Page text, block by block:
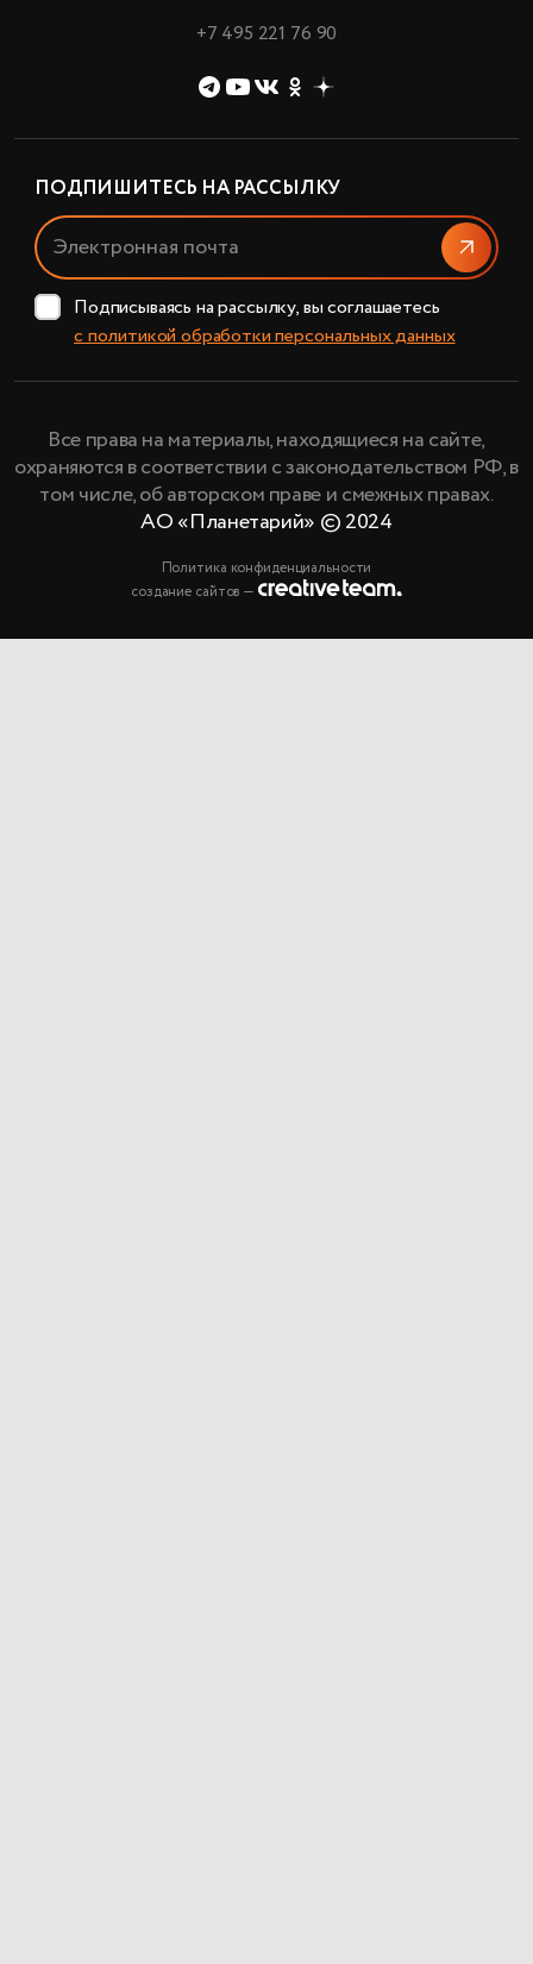
+7 495 221 76 90
ПОДПИШИТЕСЬ НА РАССЫЛКУ
Подписываясь на рассылку, вы соглашаетесь
с политикой обработки персональных данных
Все права на материалы, находящиеся на сайте,
охраняются в соответствии с законодательством РФ, в
том числе, об авторском праве и смежных правах.
АО «Планетарий» © 2024
Политика конфиденциальности
создание сайтов —